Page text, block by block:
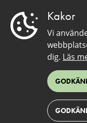
Kakor
Vi
dig. Läs